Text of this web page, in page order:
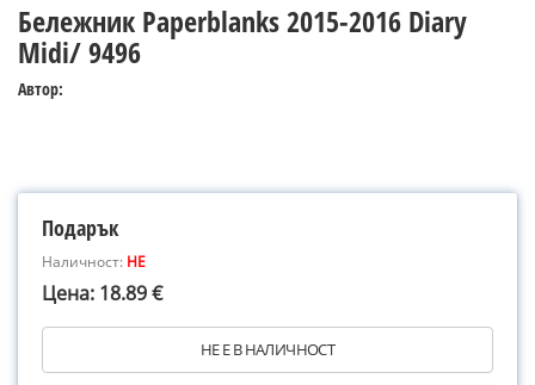
Бележник Paperblanks 2015-2016 Diary
Midi/ 9496
Автор:
Подарък
Наличност: НЕ
Цена: 18.89 €
НЕ Е В НАЛИЧНОСТ